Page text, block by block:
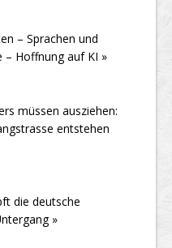
– Sprachen und
– Hoffnung auf KI »
müssen ausziehen:
entstehen
die deutsche
»